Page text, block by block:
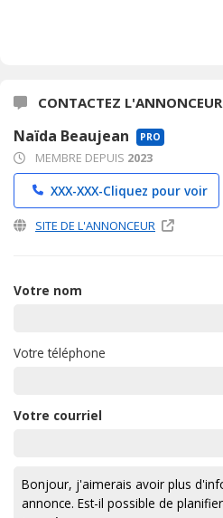
CONTACTEZ L'ANNONCEUR
Naïda Beaujean PRO
MEMBRE DEPUIS 2023
XXX-XXX-Cliquez pour voir
SITE DE L'ANNONCEUR
Votre nom
Votre téléphone
Votre courriel